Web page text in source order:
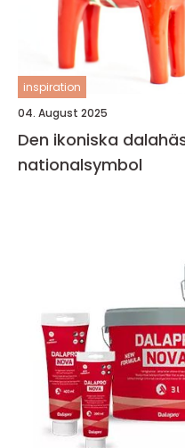
inspiration
04. August 2025
Den ikoniska
nationalsymbol